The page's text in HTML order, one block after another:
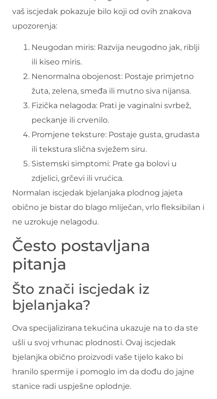
vaš iscjedak pokazuje bilo koji od ovih znakova
upozorenja:
Neugodan miris: Razvija neugodno jak, riblji
ili kiseo miris.
Nenormalna obojenost: Postaje primjetno
žuta, zelena, smeđa ili mutno siva nijansa.
Fizička nelagoda: Prati je vaginalni svrbež,
peckanje ili crvenilo.
Promjene teksture: Postaje gusta, grudasta
ili tekstura slična svježem siru.
Sistemski simptomi: Prate ga bolovi u
zdjelici, grčevi ili vrućica.
Normalan iscjedak bjelanjaka plodnog jajeta
obično je bistar do blago mliječan, vrlo fleksibilan i
ne uzrokuje nelagodu.
Često postavljana
pitanja
Što znači iscjedak iz
bjelanjaka?
Ova specijalizirana tekućina ukazuje na to da ste
ušli u svoj vrhunac plodnosti. Ovaj iscjedak
bjelanjka obično proizvodi vaše tijelo kako bi
hranilo spermije i pomoglo im da dođu do jajne
stanice radi uspješne oplodnje.